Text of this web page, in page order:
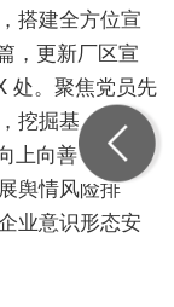
搭建全方位宣
，更新厂区宣
处。聚焦党员先
挖掘基层优秀
上向善。同时
舆情风险排
业意识形态安